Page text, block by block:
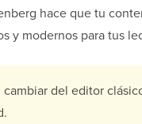
hace que tu
y modernos para tus
del editor